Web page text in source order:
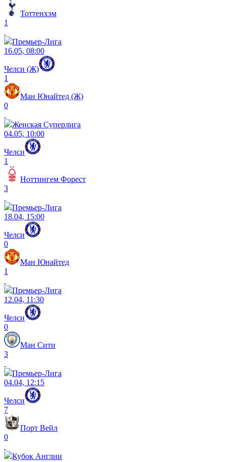
Тоттенхэм
1
Премьер-Лига
16.05, 08:00
Челси (Ж)
1
Ман Юнайтед (Ж)
0
Женская Суперлига
04.05, 10:00
Челси
1
Ноттингем Форест
3
Премьер-Лига
18.04, 15:00
Челси
0
Ман Юнайтед
1
Премьер-Лига
12.04, 11:30
Челси
0
Ман Сити
3
Премьер-Лига
04.04, 12:15
Челси
7
Порт Вейл
0
Кубок Англии